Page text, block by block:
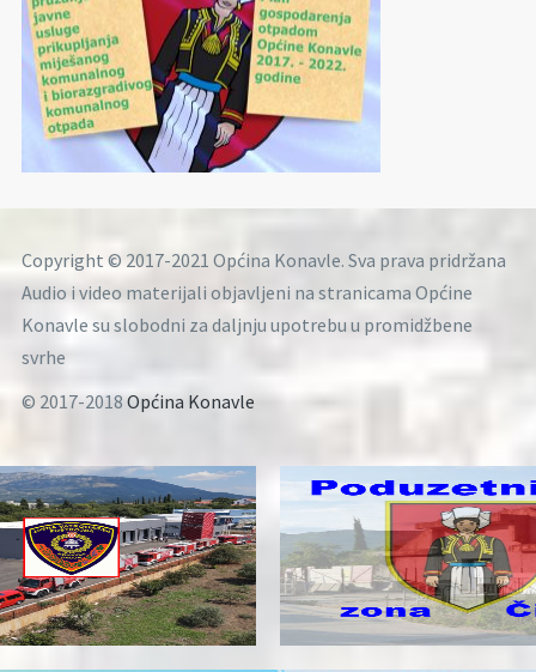
Copyright © 2017-2021 Općina Konavle. Sva prava pridržana
Audio i video materijali objavljeni na stranicama Općine
Konavle su slobodni za daljnju upotrebu u promidžbene
svrhe
© 2017-2018Općina Konavle